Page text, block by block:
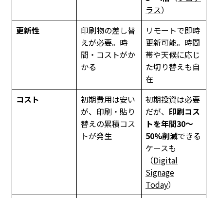
ラス）
更新性
印刷物の差し替
えが必要。時
間・コストがか
かる
リモートで即時
更新可能。時間
帯や天候に応じ
た切り替えも自
在
コスト
初期費用は安い
が、印刷・貼り
替えの累積コス
トが発生
初期投資は必要
だが、 印刷コス
トを年間30〜
50%削減できる
ケースも
（Digital
Signage
Today）